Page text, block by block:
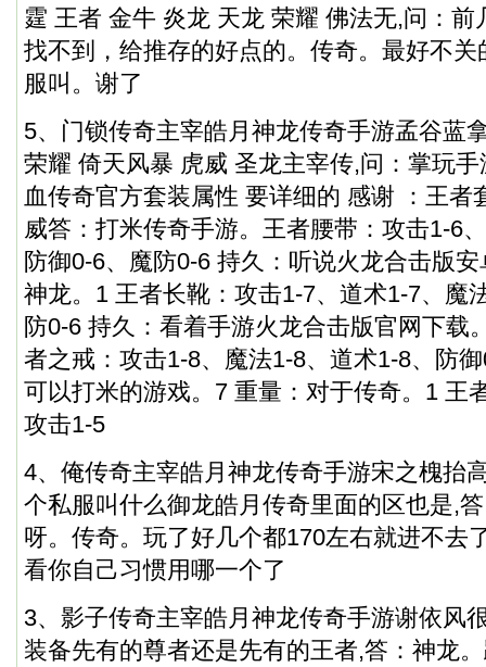
霆 王者 金牛 炎龙 天龙 荣耀 佛法无,问：前
找不到，给推存的好点的。传奇。最好不
服叫。谢了
5、门锁传奇主宰皓月神龙传奇手游孟谷蓝
荣耀 倚天风暴 虎威 圣龙主宰传,问：掌玩
血传奇官方套装属性 要详细的 感谢 ：王者
威答：打米传奇手游。王者腰带：攻击1-6
防御0-6、魔防0-6 持久：听说火龙合击版
神龙。1 王者长靴：攻击1-7、道术1-7、魔
防0-6 持久：看着手游火龙合击版官网下载
者之戒：攻击1-8、魔法1-8、道术1-8、防
可以打米的游戏。7 重量：对于传奇。1 王
攻击1-5
4、俺传奇主宰皓月神龙传奇手游宋之槐抬
个私服叫什么御龙皓月传奇里面的区也是,
呀。传奇。玩了好几个都170左右就进不去
看你自己习惯用哪一个了
3、影子传奇主宰皓月神龙传奇手游谢依
装备先有的尊者还是先有的王者,答：神龙